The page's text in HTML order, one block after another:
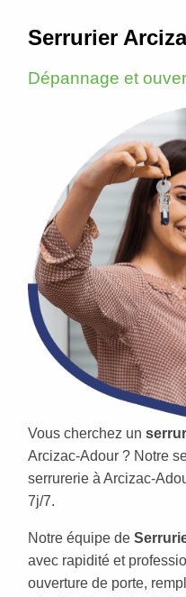
Serrurier
Dépannage et
Vous cherchez un
Arcizac-Adour ? Notre
serrurerie à Arcizac-
7j/7.
Notre équipe de
avec rapidité et
ouverture de porte,